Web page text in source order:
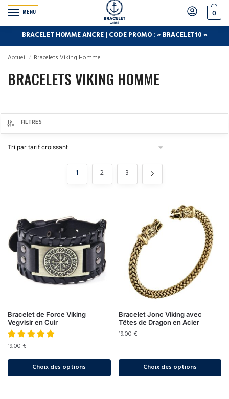
MENU 0
BRACELET HOMME ANCRE | CODE PROMO : « BRACELET10 »
Accueil / Bracelets Viking Homme
BRACELETS VIKING HOMME
FILTRES
1 2 3
Bracelet de Force Viking
Vegvisir en Cuir
19,00 €
Choix des options
Bracelet Jonc Viking avec
Têtes de Dragon en Acier
19,00 €
Choix des options